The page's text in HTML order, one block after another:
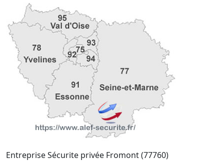
Entreprise Sécurite privée Fromont (77760)